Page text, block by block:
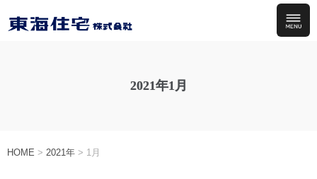
2021年1月
HOME > 2021年 > 1月